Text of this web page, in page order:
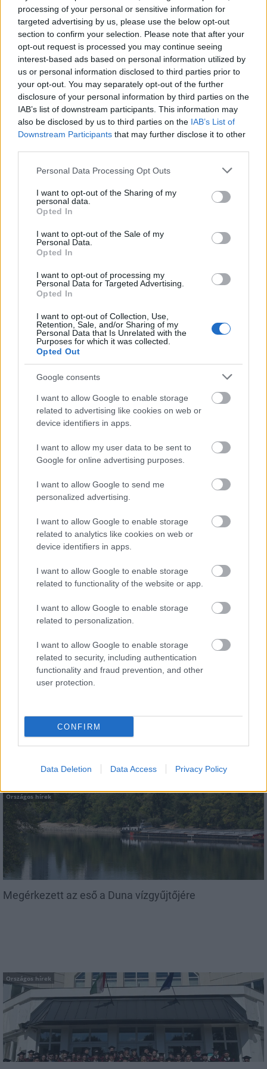
processing of your personal or sensitive information for
targeted advertising by us, please use the below opt-out
section to confirm your selection. Please note that after your
opt-out request is processed you may continue seeing
interest-based ads based on personal information utilized by
us or personal information disclosed to third parties prior to
your opt-out. You may separately opt-out of the further
disclosure of your personal information by third parties on the
IAB’s list of downstream participants. This information may
also be disclosed by us to third parties on the IAB’s List of
Downstream Participants that may further disclose it to other
Please note that this website/app uses one or more Google
not limited to your visit or usage behaviour. You may click to
grant or deny consent to Google and its third-party tags to
use your data for below specified purposes in below Google
consent section.
Personal Data Processing Opt Outs
I want to opt-out of the Sharing of my
personal data.
Opted In
I want to opt-out of the Sale of my
Personal Data.
Opted In
I want to opt-out of processing my
Personal Data for Targeted Advertising.
Opted In
I want to opt-out of Collection, Use,
Retention, Sale, and/or Sharing of my
Personal Data that Is Unrelated with the
Purposes for which it was collected.
Opted Out
Google consents
I want to allow Google to enable storage
related to advertising like cookies on web or
device identifiers in apps.
I want to allow my user data to be sent to
Google for online advertising purposes.
I want to allow Google to send me
personalized advertising.
I want to allow Google to enable storage
related to analytics like cookies on web or
device identifiers in apps.
I want to allow Google to enable storage
related to functionality of the website or app.
I want to allow Google to enable storage
related to personalization.
I want to allow Google to enable storage
related to security, including authentication
functionality and fraud prevention, and other
user protection.
CONFIRM
Data Deletion Data Access Privacy Policy
indult Útprogram eddigi teljes keretösszege3200
milliárd forintvolt. A megkezdődő előkészítésekkel
további 3000 ezer milliárd forintnyiközútfejlesztés
alapjait tesszük le.”
A tervezett beruházásokban újabb
felhatalmazó kormánydöntések után
összesen mintegy1200 kilométer új és
fejlesztett közútszakasz, ezen belül mintegy
végén hangsúlyozta: a tervezés elvárt ütemű
előrehaladása és a szükséges források rendelkezésre
megtörténhetnek az első kapavágások
Négy év alatt 430 milliárdot szánnak
négy beruházásra
novemberi kormányhatározatban
elkülönítettek összesen mintegy430 milliárd forintot
négy, kiemelt társadalmi igényen alapuló közútfejlesztés
megvalósítására.2021 és 2024 között megépül azM76
közötti szakasza,
befejezik azM6 autópályát aBóly ésIvándárdaközötti
szakasz megépítésével (ittma reggel írtuk meg
az Unitef-83tervei alapján).
költségvetés terhére biztosíthatók a
37-es főút
Szerencs-Gesztelyszakasza négysávúsításának és a
kivitelezésének
költségei is.
Subterra-Raab Kft. Pannon-Doprastav Kft.
M2-es
Belfry PE Kft.
471-es 37-es főút
M76-os
Penta Általános Építőipari Kft.
Duna Aszfalt Zrt. M81-es
M44-es
Zemplénkő Kft. útépítés
Betonútépítő Zrt.
Dömper Kft.
M49-es
Swietelsky Magyarország Kft.
Colas
Nemzeti Infrastruktúra Fejlesztő Zrt. (NIF)
Országos hírek
Megérkezett az eső a Duna vízgyűjtőjére
Országos hírek